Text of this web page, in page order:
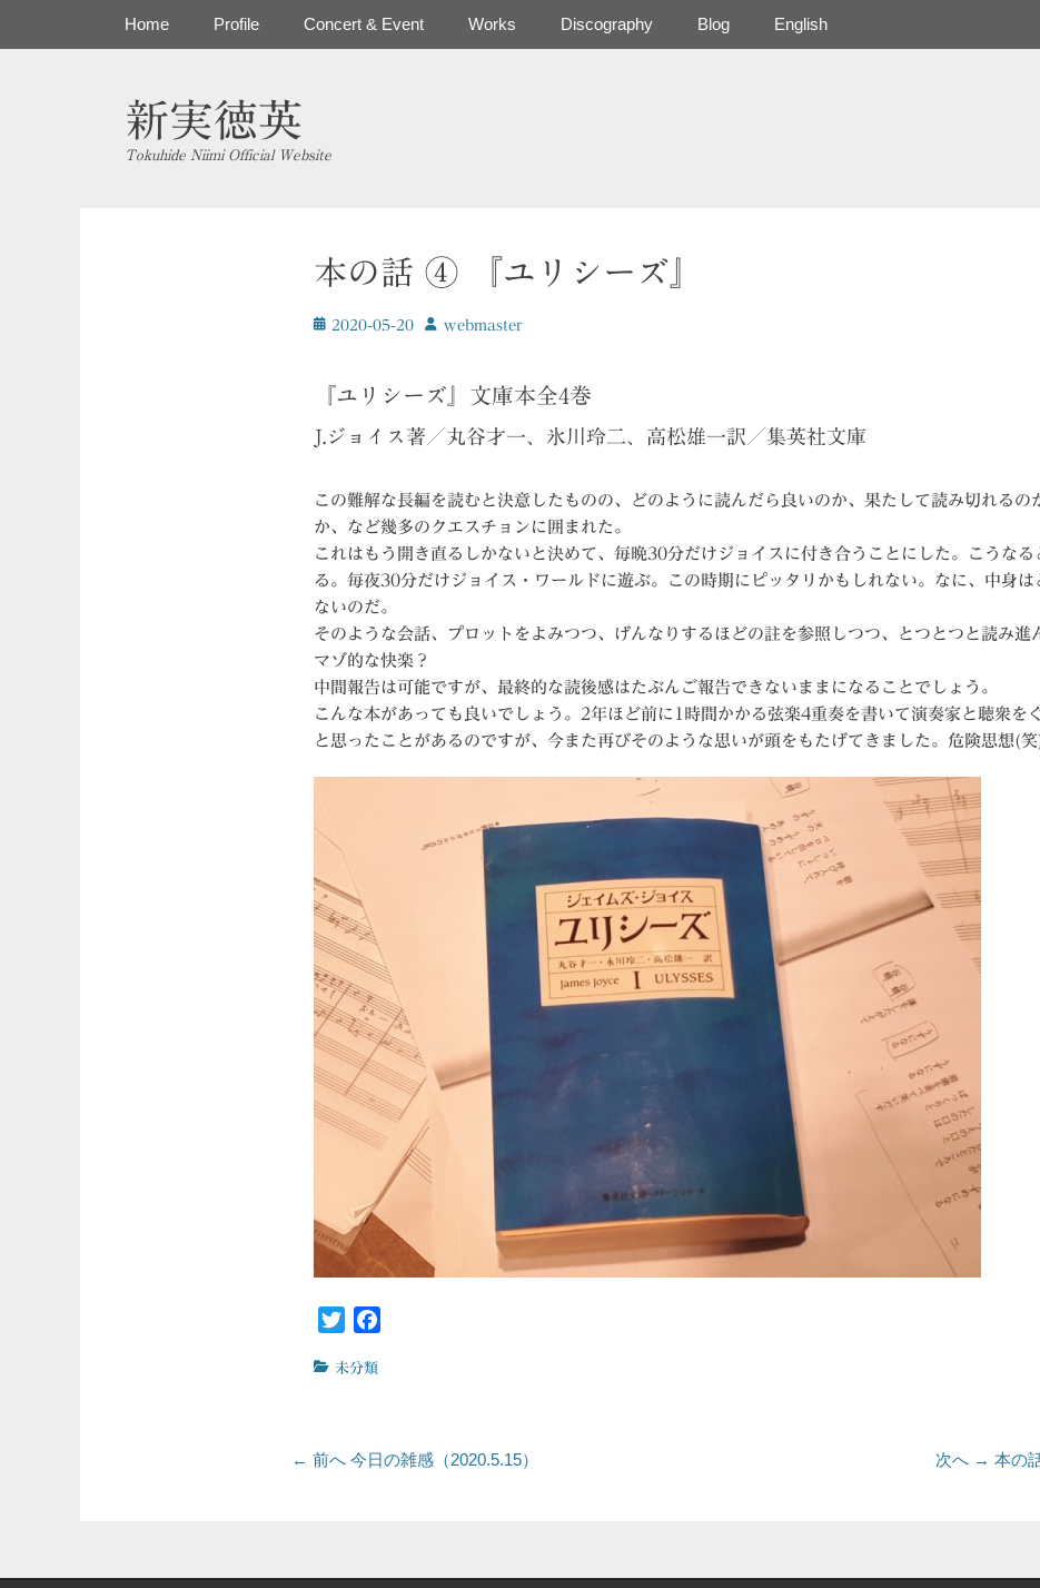
新実徳英
Tokuhide Niimi Official Website
メインメニュー
Home Profile Concert & Event Works Discography Blog English
本の話 ④ 『ユリシーズ』
投 2020-05-20
投 ｗebmaster
『ユリシーズ』文庫本全4巻
J.ジョイス著／丸谷才一、氷川玲二、高松雄一訳／集英社文庫
この難解な長編を読むと決意したものの、どのように読んだら良いのか、果たして読み切れるの
か、など幾多のクエスチョンに囲まれた。
これはもう開き直るしかないと決めて、毎晩30分だけジョイスに付き合うことにした。こうなる
る。毎夜30分だけジョイス・ワールドに遊ぶ。この時期にピッタリかもしれない。なに、中身は
ないのだ。
そのような会話、プロットをよみつつ、げんなりするほどの註を参照しつつ、とつとつと読み進
マゾ的な快楽？
中間報告は可能ですが、最終的な読後感はたぶんご報告できないままになることでしょう。
こんな本があっても良いでしょう。2年ほど前に1時間かかる弦楽4重奏を書いて演奏家と聴衆を
と思ったことがあるのですが、今また再びそのような思いが頭をもたげてきました。危険思想(笑)
Twitter
カ
ー
未分類
投
ビ
← 前へ 前
今日の雑感（2020.5.15） 次へ → 次
本の